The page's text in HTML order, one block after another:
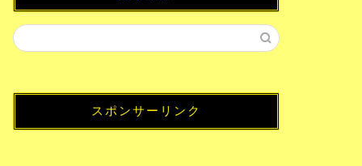
スポンサーリンク